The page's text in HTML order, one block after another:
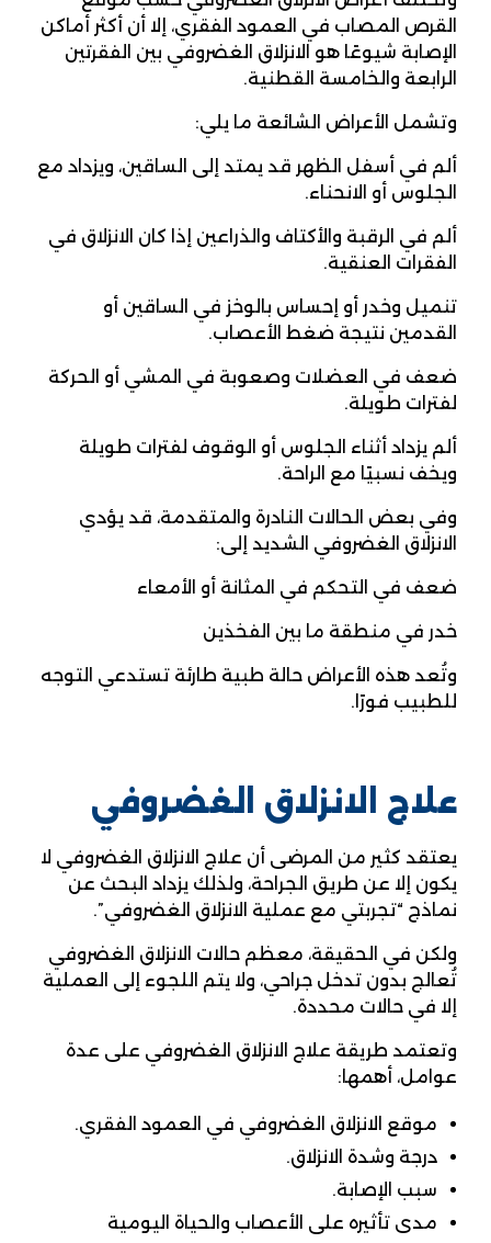
القرص المصاب في العمود الفقري، إلا أن أكثر أماكن
الإصابة شيوعًا هو الانزلاق الغضروفي بين الفقرتين
الرابعة والخامسة القطنية.
وتشمل الأعراض الشائعة ما يلي:
ألم في أسفل الظهر قد يمتد إلى الساقين، ويزداد مع
الجلوس أو الانحناء.
ألم في الرقبة والأكتاف والذراعين إذا كان الانزلاق في
الفقرات العنقية.
تنميل وخدر أو إحساس بالوخز في الساقين أو
القدمين نتيجة ضغط الأعصاب.
ضعف في العضلات وصعوبة في المشي أو الحركة
لفترات طويلة.
ألم يزداد أثناء الجلوس أو الوقوف لفترات طويلة
ويخف نسبيًا مع الراحة.
وفي بعض الحالات النادرة والمتقدمة، قد يؤدي
الانزلاق الغضروفي الشديد إلى:
ضعف في التحكم في المثانة أو الأمعاء
خدر في منطقة ما بين الفخذين
وتُعد هذه الأعراض حالة طبية طارئة تستدعي التوجه
للطبيب فورًا.
علاج الانزلاق الغضروفي
يعتقد كثير من المرضى أن علاج الانزلاق الغضروفي لا
يكون إلا عن طريق الجراحة، ولذلك يزداد البحث عن
نماذج “تجربتي مع عملية الانزلاق الغضروفي”.
ولكن في الحقيقة، معظم حالات الانزلاق الغضروفي
تُعالج بدون تدخل جراحي، ولا يتم اللجوء إلى العملية
إلا في حالات محددة.
وتعتمد طريقة علاج الانزلاق الغضروفي على عدة
عوامل، أهمها:
موقع الانزلاق الغضروفي في العمود الفقري.
درجة وشدة الانزلاق.
سبب الإصابة.
مدى تأثيره على الأعصاب والحياة اليومية